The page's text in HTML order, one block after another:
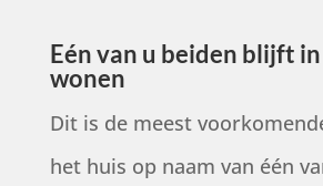
Eén van u beiden blijft
wonen
Dit is de meest
het huis op naam van één